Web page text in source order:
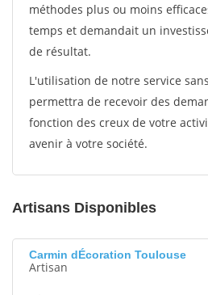
méthodes plus ou moins
temps et demandait un
de résultat.
L'utilisation de notre service
permettra de recevoir des
fonction des creux de votre
avenir à votre société.
Artisans Disponibles
Carmin dÉcoration Toulouse
Artisan